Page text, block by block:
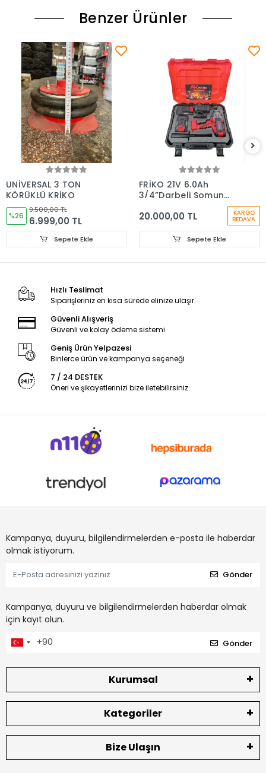
Benzer Ürünler
UNİVERSAL 3 TON
KÖRÜKLÜ KRİKO
%26
9.500,00 TL
6.999,00 TL
Sepete Ekle
FRİKO 21V 6.0Ah
3/4”Darbeli Somun
20.000,00 TL KARGO
BEDAVA
Sepete Ekle
Hızlı Teslimat
Siparişleriniz en kısa sürede elinize ulaşır.
Güvenli Alışveriş
Güvenli ve kolay ödeme sistemi
Geniş Ürün Yelpazesi
Binlerce ürün ve kampanya seçeneği
7 / 24 DESTEK
Öneri ve şikayetlerinizi bize iletebilirsiniz.
Kampanya, duyuru, bilgilendirmelerden e-posta ile haberdar
olmak istiyorum.
Gönder
Kampanya, duyuru ve bilgilendirmelerden haberdar olmak
için kayıt olun.
Gönder
Kurumsal
Kategoriler
Bize Ulaşın